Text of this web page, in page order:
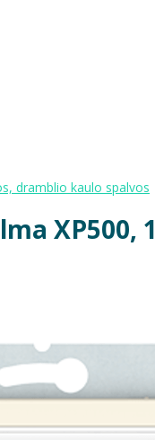
dramblio kaulo spalvos